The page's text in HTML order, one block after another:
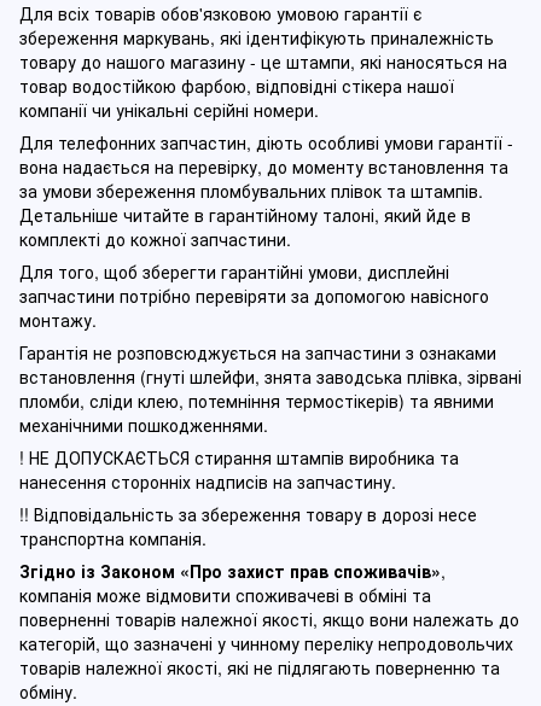
Для всіх товарів обов'язковою умовою гарантії є
збереження маркувань, які ідентифікують приналежність
товару до нашого магазину - це штампи, які наносяться на
товар водостійкою фарбою, відповідні стікера нашої
компанії чи унікальні серійні номери.
Для телефонних запчастин, діють особливі умови гарантії -
вона надається на перевірку, до моменту встановлення та
за умови збереження пломбувальних плівок та штампів.
Детальніше читайте в гарантійному талоні, який йде в
комплекті до кожної запчастини.
Для того, щоб зберегти гарантійні умови, дисплейні
запчастини потрібно перевіряти за допомогою навісного
монтажу.
Гарантія не розповсюджується на запчастини з ознаками
встановлення (гнуті шлейфи, знята заводська плівка, зірвані
пломби, сліди клею, потемніння термостікерів) та явними
механічними пошкодженнями.
! НЕ ДОПУСКАЄТЬСЯ стирання штампів виробника та
нанесення сторонніх надписів на запчастину.
!! Відповідальність за збереження товару в дорозі несе
транспортна компанія.
Згідно із Законом «Про захист прав споживачів»,
компанія може відмовити споживачеві в обміні та
поверненні товарів належної якості, якщо вони належать до
категорій, що зазначені у чинному переліку непродовольчих
товарів належної якості, які не підлягають поверненню та
обміну.